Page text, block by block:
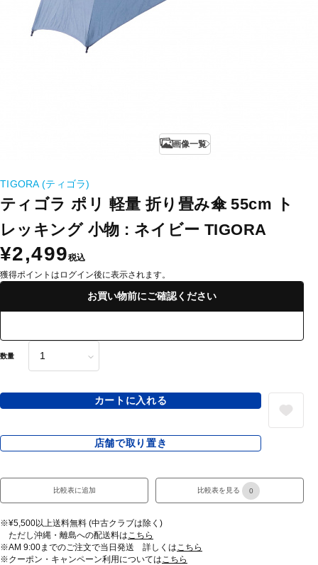
画像一覧
TIGORA (ティゴラ)
ティゴラ ポリ 軽量 折り畳み傘 55cm ト
レッキング 小物 : ネイビー TIGORA
¥2,499税込
獲得ポイントはログイン後に表示されます。
お買い物前にご確認ください
数量
カートに入れる
店舗で取り置き
比較表に追加 比較表を見る 0
※¥5,500以上送料無料 (中古クラブは除く)
ただし沖縄・離島への配送料はこちら
※AM 9:00までのご注文で当日発送 詳しくはこちら
※クーポン・キャンペーン利用についてはこちら